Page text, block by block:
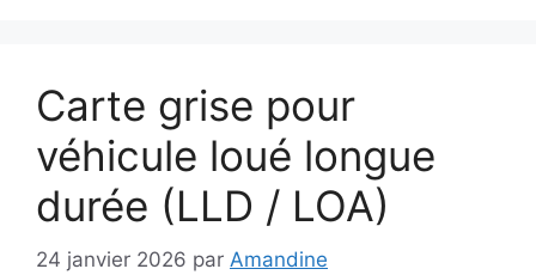
Carte grise pour
véhicule loué longue
durée (LLD / LOA)
24 janvier 2026 par Amandine